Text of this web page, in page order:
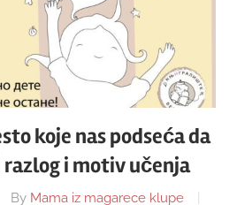
koje nas podseća da
i motiv učenja
By Mama iz magarece klupe